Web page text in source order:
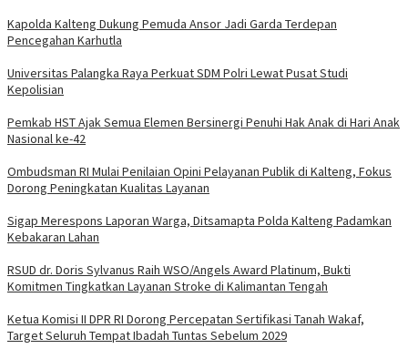
Kapolda Kalteng Dukung Pemuda Ansor Jadi Garda Terdepan
Pencegahan Karhutla
Universitas Palangka Raya Perkuat SDM Polri Lewat Pusat Studi
Kepolisian
Pemkab HST Ajak Semua Elemen Bersinergi Penuhi Hak Anak di Hari Anak
Nasional ke-42
Ombudsman RI Mulai Penilaian Opini Pelayanan Publik di Kalteng, Fokus
Dorong Peningkatan Kualitas Layanan
Sigap Merespons Laporan Warga, Ditsamapta Polda Kalteng Padamkan
Kebakaran Lahan
RSUD dr. Doris Sylvanus Raih WSO/Angels Award Platinum, Bukti
Komitmen Tingkatkan Layanan Stroke di Kalimantan Tengah
Ketua Komisi II DPR RI Dorong Percepatan Sertifikasi Tanah Wakaf,
Target Seluruh Tempat Ibadah Tuntas Sebelum 2029